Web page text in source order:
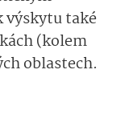
výskytu také
(kolem
oblastech.